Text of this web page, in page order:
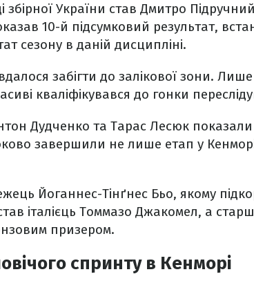
збірної України став Дмитро
10-й підсумковий результат,
сезону в даній дисципліні.
забігти до залікової зони.
кваліфікувався до гонки
Дудченко та Тарас Лесюк
завершили не лише етап у
Йоганнес-Тінґнес Бьо, якому
італієць Томмазо Джакомел, а
призером.
спринту в Кенморі